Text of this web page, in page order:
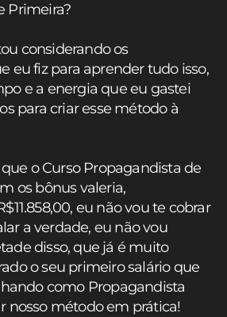
Primeira?
considerando os
eu fiz para aprender tudo isso,
e a energia que eu gastei
para criar esse método à
o Curso Propagandista de
os bônus valeria,
eu não vou te cobrar
a verdade, eu não vou
disso, que já é muito
o seu primeiro salário que
como Propagandista
nosso método em prática!